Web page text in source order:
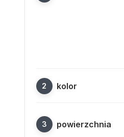
kolor
powierzchnia